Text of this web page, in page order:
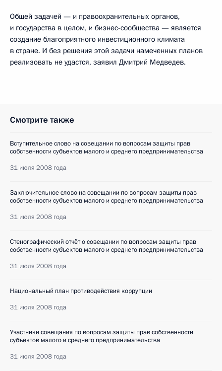
Общей задачей — и правоохранительных органов,
и государства в целом, и бизнес-сообщества — является
создание благоприятного инвестиционного климата
в стране. И без решения этой задачи намеченных планов
реализовать не удастся, заявил Дмитрий Медведев.
Смотрите также
Вступительное слово на совещании по вопросам защиты прав
собственности субъектов малого и среднего предпринимательства
31 июля 2008 года
Заключительное слово на совещании по вопросам защиты прав
собственности субъектов малого и среднего предпринимательства
31 июля 2008 года
Стенографический отчёт о совещании по вопросам защиты прав
собственности субъектов малого и среднего предпринимательства
31 июля 2008 года
Национальный план противодействия коррупции
31 июля 2008 года
Участники совещания по вопросам защиты прав собственности
субъектов малого и среднего предпринимательства
31 июля 2008 года